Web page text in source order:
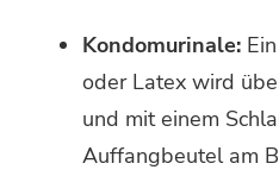
Kondomurinale:
oder Latex wird
und mit einem
Auffangbeutel am